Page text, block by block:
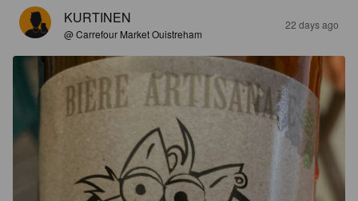
KURTINEN
@ Carrefour Market Ouistreham
22 days ago